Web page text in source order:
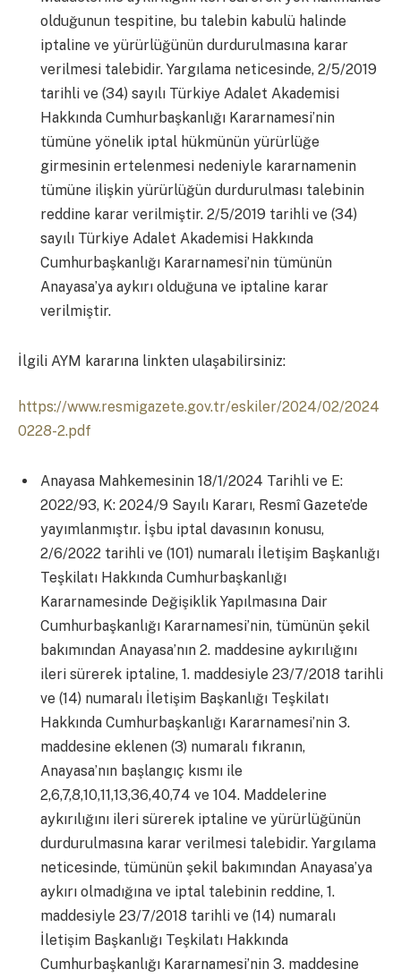
olduğunun tespitine, bu talebin kabulü halinde
iptaline ve yürürlüğünün durdurulmasına karar
verilmesi talebidir. Yargılama neticesinde, 2/5/2019
tarihli ve (34) sayılı Türkiye Adalet Akademisi
Hakkında Cumhurbaşkanlığı Kararnamesi’nin
tümüne yönelik iptal hükmünün yürürlüğe
girmesinin ertelenmesi nedeniyle kararnamenin
tümüne ilişkin yürürlüğün durdurulması talebinin
reddine karar verilmiştir. 2/5/2019 tarihli ve (34)
sayılı Türkiye Adalet Akademisi Hakkında
Cumhurbaşkanlığı Kararnamesi’nin tümünün
Anayasa’ya aykırı olduğuna ve iptaline karar
verilmiştir.
İlgili AYM kararına linkten ulaşabilirsiniz:
https://www.resmigazete.gov.tr/eskiler/2024/02/2024
0228-2.pdf
Anayasa Mahkemesinin 18/1/2024 Tarihli ve E:
2022/93, K: 2024/9 Sayılı Kararı, Resmî Gazete’de
yayımlanmıştır. İşbu iptal davasının konusu,
2/6/2022 tarihli ve (101) numaralı İletişim Başkanlığı
Teşkilatı Hakkında Cumhurbaşkanlığı
Kararnamesinde Değişiklik Yapılmasına Dair
Cumhurbaşkanlığı Kararnamesi’nin, tümünün şekil
bakımından Anayasa’nın 2. maddesine aykırılığını
ileri sürerek iptaline, 1. maddesiyle 23/7/2018 tarihli
ve (14) numaralı İletişim Başkanlığı Teşkilatı
Hakkında Cumhurbaşkanlığı Kararnamesi’nin 3.
maddesine eklenen (3) numaralı fıkranın,
Anayasa’nın başlangıç kısmı ile
2,6,7,8,10,11,13,36,40,74 ve 104. Maddelerine
aykırılığını ileri sürerek iptaline ve yürürlüğünün
durdurulmasına karar verilmesi talebidir. Yargılama
neticesinde, tümünün şekil bakımından Anayasa’ya
aykırı olmadığına ve iptal talebinin reddine, 1.
maddesiyle 23/7/2018 tarihli ve (14) numaralı
İletişim Başkanlığı Teşkilatı Hakkında
Cumhurbaşkanlığı Kararnamesi’nin 3. maddesine